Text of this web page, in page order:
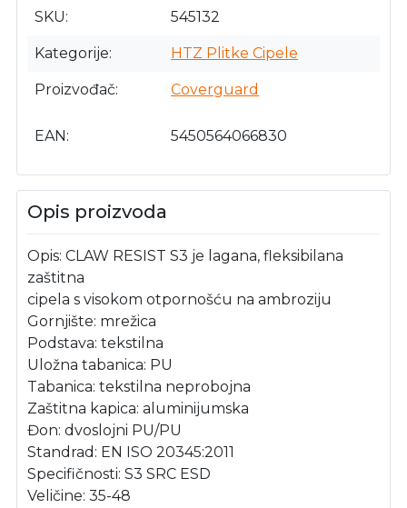
SKU 545132
Kategorije HTZ Plitke Cipele
Proizvođač Coverguard
EAN 5450564066830
Opis proizvoda
Opis: CLAW RESIST S3 je lagana, fleksibilana
zaštitna
cipela s visokom otpornošću na ambroziju
Gornjište: mrežica
Podstava: tekstilna
Uložna tabanica: PU
Tabanica: tekstilna neprobojna
Zaštitna kapica: aluminijumska
Đon: dvoslojni PU/PU
Standrad: EN ISO 20345:2011
Specifičnosti: S3 SRC ESD
Veličine: 35-48